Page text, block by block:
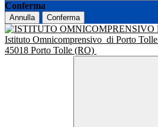
Conferma
Annulla Conferma
Istituto Omnicomprensivo di Porto Tolle
45018 Porto Tolle (RO)